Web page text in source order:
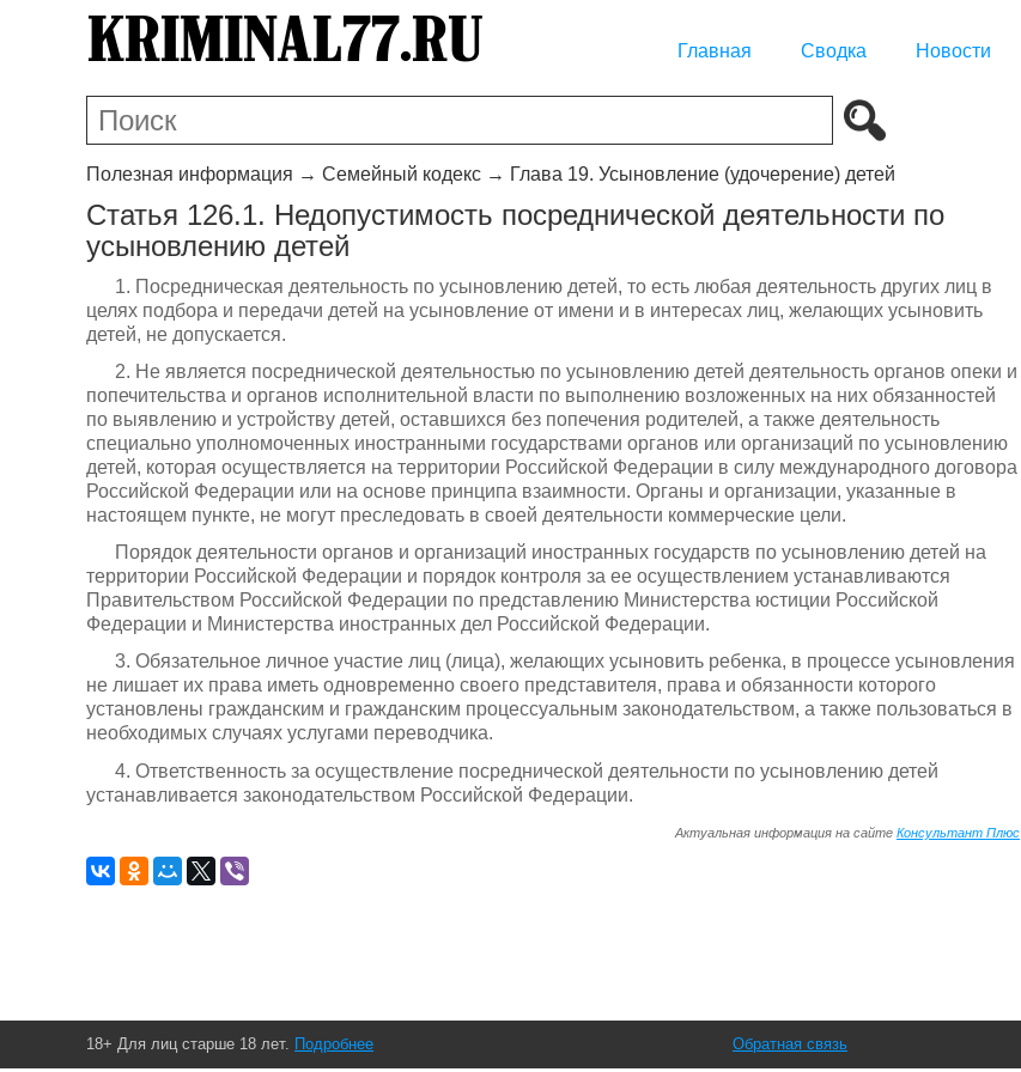
Главная Сводка Новости
Полезная информация → Семейный кодекс → Глава 19. Усыновление (удочерение) детей
Статья 126.1. Недопустимость посреднической деятельности по
усыновлению детей
1. Посредническая деятельность по усыновлению детей, то есть любая деятельность других лиц в
целях подбора и передачи детей на усыновление от имени и в интересах лиц, желающих усыновить
детей, не допускается.
2. Не является посреднической деятельностью по усыновлению детей деятельность органов опеки и
попечительства и органов исполнительной власти по выполнению возложенных на них обязанностей
по выявлению и устройству детей, оставшихся без попечения родителей, а также деятельность
специально уполномоченных иностранными государствами органов или организаций по усыновлению
детей, которая осуществляется на территории Российской Федерации в силу международного договора
Российской Федерации или на основе принципа взаимности. Органы и организации, указанные в
настоящем пункте, не могут преследовать в своей деятельности коммерческие цели.
Порядок деятельности органов и организаций иностранных государств по усыновлению детей на
территории Российской Федерации и порядок контроля за ее осуществлением устанавливаются
Правительством Российской Федерации по представлению Министерства юстиции Российской
Федерации и Министерства иностранных дел Российской Федерации.
3. Обязательное личное участие лиц (лица), желающих усыновить ребенка, в процессе усыновления
не лишает их права иметь одновременно своего представителя, права и обязанности которого
установлены гражданским и гражданским процессуальным законодательством, а также пользоваться в
необходимых случаях услугами переводчика.
4. Ответственность за осуществление посреднической деятельности по усыновлению детей
устанавливается законодательством Российской Федерации.
Актуальная информация на сайте Консультант Плюс
18+ Для лиц старше 18 лет. Подробнее Обратная связь